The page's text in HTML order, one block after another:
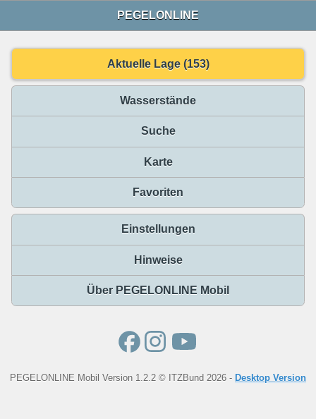
PEGELONLINE
Aktuelle Lage (153)
Wasserstände
Suche
Karte
Favoriten
Einstellungen
Hinweise
Über PEGELONLINE Mobil
PEGELONLINE Mobil Version 1.2.2 © ITZBund 2026 - Desktop Version